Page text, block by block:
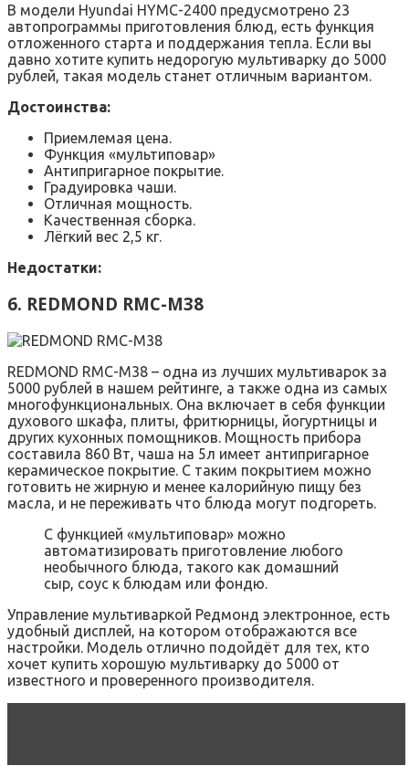
В модели Hyundai HYMC-2400 предусмотрено 23
автопрограммы приготовления блюд, есть функция
отложенного старта и поддержания тепла. Если вы
давно хотите купить недорогую мультиварку до 5000
рублей, такая модель станет отличным вариантом.
Достоинства:
Приемлемая цена.
Функция «мультиповар»
Антипригарное покрытие.
Градуировка чаши.
Отличная мощность.
Качественная сборка.
Лёгкий вес 2,5 кг.
Недостатки:
6. REDMOND RMC-M38
REDMOND RMC-M38 – одна из лучших мультиварок за
5000 рублей в нашем рейтинге, а также одна из самых
многофункциональных. Она включает в себя функции
духового шкафа, плиты, фритюрницы, йогуртницы и
других кухонных помощников. Мощность прибора
составила 860 Вт, чаша на 5л имеет антипригарное
керамическое покрытие. С таким покрытием можно
готовить не жирную и менее калорийную пищу без
масла, и не переживать что блюда могут подгореть.
С функцией «мультиповар» можно
автоматизировать приготовление любого
необычного блюда, такого как домашний
сыр, соус к блюдам или фондю.
Управление мультиваркой Редмонд электронное, есть
удобный дисплей, на котором отображаются все
настройки. Модель отлично подойдёт для тех, кто
хочет купить хорошую мультиварку до 5000 от
известного и проверенного производителя.